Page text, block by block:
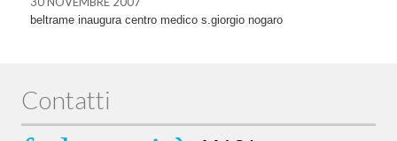
beltrame inaugura centro medico s.giorgio nogaro
Contatti